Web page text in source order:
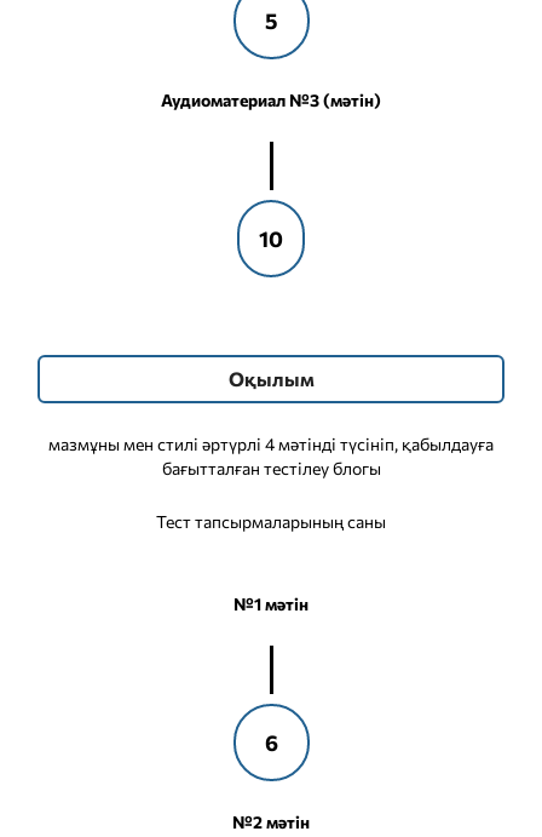
5
Аудиоматериал №3 (мәтін)
10
Оқылым
мазмұны мен стилі әртүрлі 4 мәтінді түсініп, қабылдауға
бағытталған тестілеу блогы
Тест тапсырмаларының саны
№1 мәтін
6
№2 мәтін